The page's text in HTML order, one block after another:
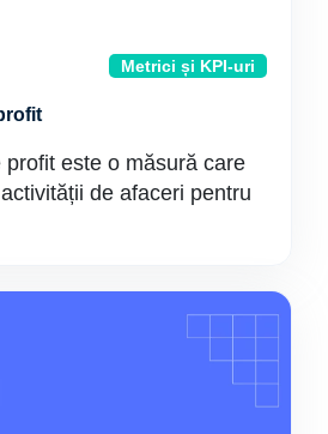
Metrici și KPI-uri
profit este o măsură care
de afaceri pentru